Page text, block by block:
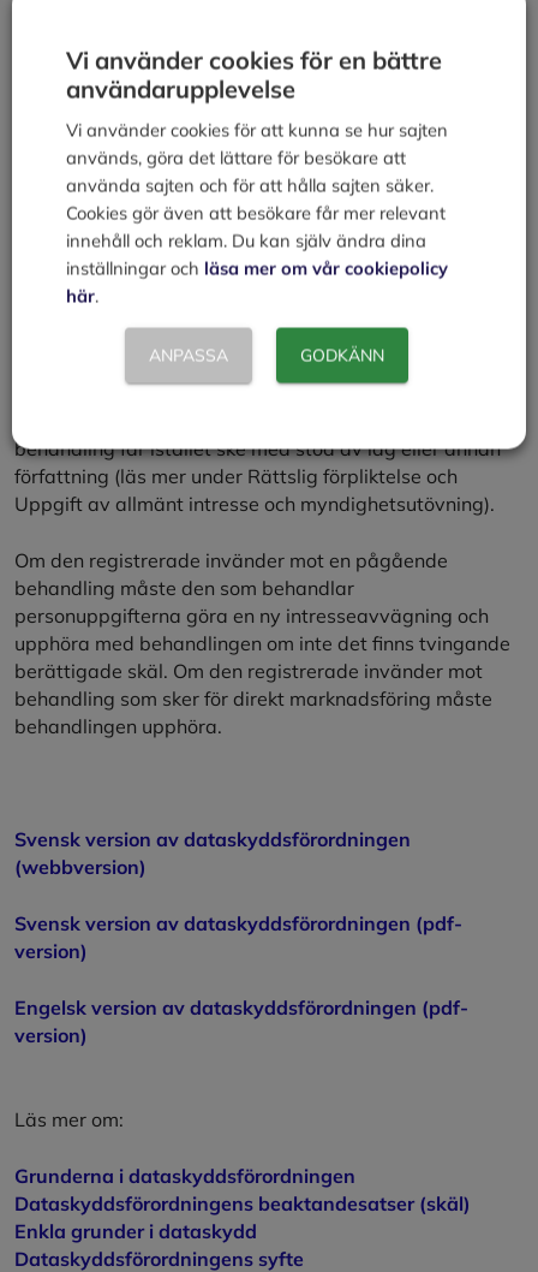
intressen. Om man kan visa att så är fallet får
personuppgifterna fortsätta att behandlas.
Intresseavvägning
Det kan vara tillåtet att behandla personuppgifter efter
en intresseavvägning. Det krävs då att behandlingen är
nödvändig för berättigade intressen och att den
registrerades intresse av skydd för sina personuppgifter
inte väger tyngre. Barn anses vara särskilt skyddsvärda.
Myndigheter kan inte stödja sin behandling på en
intresseavvägning när de behandlar personuppgifter
behandling får istället ske med stöd av lag eller annan
författning (läs mer under Rättslig förpliktelse och
Uppgift av allmänt intresse och myndighetsutövning).
Om den registrerade invänder mot en pågående
behandling måste den som behandlar
personuppgifterna göra en ny intresseavvägning och
upphöra med behandlingen om inte det finns tvingande
berättigade skäl. Om den registrerade invänder mot
behandling som sker för direkt marknadsföring måste
behandlingen upphöra.
Svensk version av dataskyddsförordningen
(webbversion)
Svensk version av dataskyddsförordningen (pdf-
version)
Engelsk version av dataskyddsförordningen (pdf-
version)
Läs mer om:
Grunderna i dataskyddsförordningen
Dataskyddsförordningens beaktandesatser (skäl)
Enkla grunder i dataskydd
Dataskyddsförordningens syfte
Vi använder cookies för en bättre
användarupplevelse
Vi använder cookies för att kunna se hur sajten
används, göra det lättare för besökare att
använda sajten och för att hålla sajten säker.
Cookies gör även att besökare får mer relevant
innehåll och reklam. Du kan själv ändra dina
inställningar och läsa mer om vår cookiepolicy
här.
ANPASSA GODKÄNN